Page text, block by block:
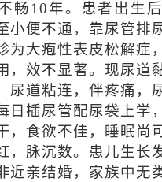
畅10年。患者出生
小便不通，靠尿管排
为大疱性表皮松解症
，效不显著。现尿道
尿道粘连，伴疼痛，
日插尿管配尿袋上学
，食欲不佳，睡眠尚
，脉沉数。患儿生长
近亲结婚，家族中无